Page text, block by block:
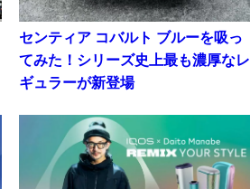
センティア コバルト ブルーを吸っ
てみた！シリーズ史上最も濃厚なレ
ギュラーが新登場